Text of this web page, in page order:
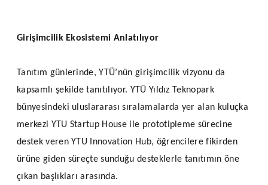
Girişimcilik Ekosistemi Anlatılıyor
Tanıtım günlerinde, YTÜ’nün girişimcilik vizyonu da
kapsamlı şekilde tanıtılıyor. YTÜ Yıldız Teknopark
bünyesindeki uluslararası sıralamalarda yer alan kuluçka
merkezi YTU Startup House ile prototipleme sürecine
destek veren YTU Innovation Hub, öğrencilere fikirden
ürüne giden süreçte sunduğu desteklerle tanıtımın öne
çıkan başlıkları arasında.